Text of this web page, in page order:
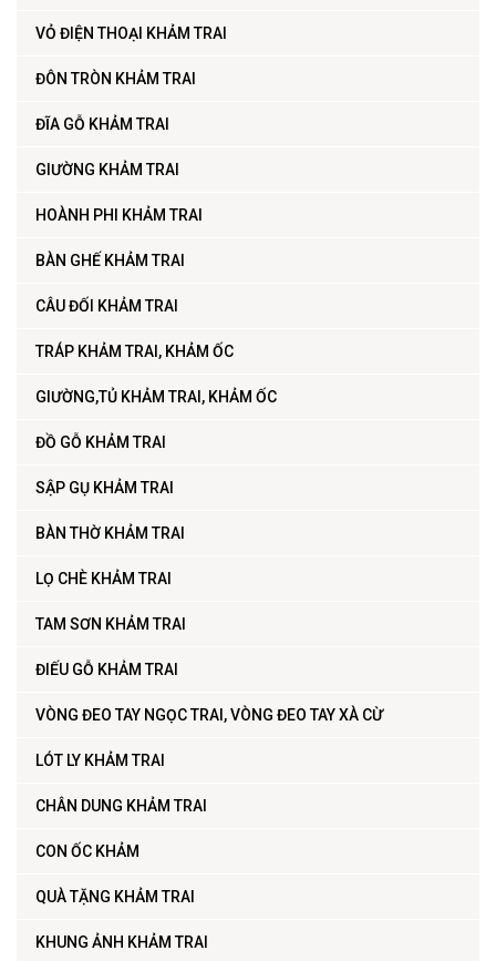
VỎ ĐIỆN THOẠI KHẢM TRAI
ĐÔN TRÒN KHẢM TRAI
ĐĨA GỖ KHẢM TRAI
GIƯỜNG KHẢM TRAI
HOÀNH PHI KHẢM TRAI
BÀN GHẾ KHẢM TRAI
CÂU ĐỐI KHẢM TRAI
TRÁP KHẢM TRAI, KHẢM ỐC
GIƯỜNG,TỦ KHẢM TRAI, KHẢM ỐC
ĐỒ GỖ KHẢM TRAI
SẬP GỤ KHẢM TRAI
BÀN THỜ KHẢM TRAI
LỌ CHÈ KHẢM TRAI
TAM SƠN KHẢM TRAI
ĐIẾU GỖ KHẢM TRAI
VÒNG ĐEO TAY NGỌC TRAI, VÒNG ĐEO TAY XÀ CỪ
LÓT LY KHẢM TRAI
CHÂN DUNG KHẢM TRAI
CON ỐC KHẢM
QUÀ TẶNG KHẢM TRAI
KHUNG ẢNH KHẢM TRAI